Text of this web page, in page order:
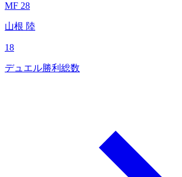
MF 28
山根 陸
18
デュエル勝利総数